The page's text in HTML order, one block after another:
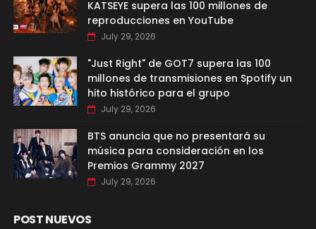
KATSEYE supera las 100 millones de
reproducciones en YouTube
July 29, 2026
"Just Right" de GOT7 supera las 100
millones de transmisiones en Spotify un
hito histórico para el grupo
July 29, 2026
BTS anuncia que no presentará su
música para consideración en los
Premios Grammy 2027
July 29, 2026
POST NUEVOS